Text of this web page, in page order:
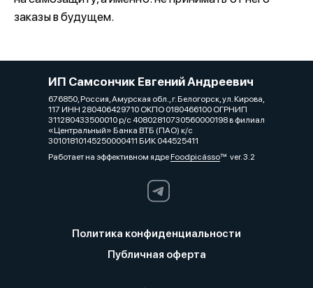
заказы в будущем.
ИП Самсончик Евгений Андреевич
676850, Россия, Амурская обл., г. Белогорск, ул. Кирова,
117 ИНН 280406429710 ОКПО 0180466100 ОГРНИП
311280433500010 р/с 40802810730560000198 в филиал
«Центральный» Банка ВТБ (ПАО) к/с
30101810145250000411 БИК 044525411
Работает на эффективном ядреFoodpicássover. 3.2
Политика конфиденциальности
Публичная оферта